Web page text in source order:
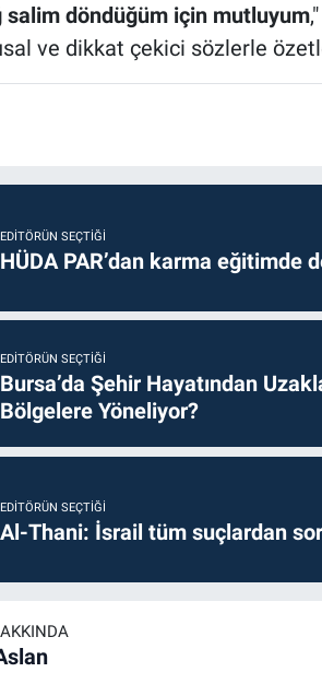
salim döndüğüm için mutluyum
ve dikkat çekici sözlerle
EDITÖRÜN SEÇTIĞI
HÜDA PAR’dan karma eğitimde
EDITÖRÜN SEÇTIĞI
Bursa’da Şehir Hayatından
Bölgelere Yöneliyor?
EDITÖRÜN SEÇTIĞI
Al-Thani: İsrail tüm suçlardan